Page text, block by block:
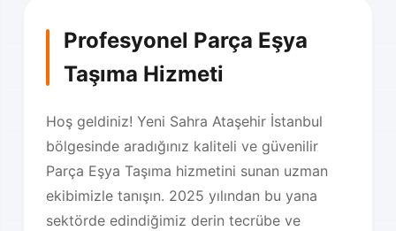
Profesyonel Parça Eşya
Taşıma Hizmeti
Hoş geldiniz! Yeni Sahra Ataşehir İstanbul
bölgesinde aradığınız kaliteli ve güvenilir
Parça Eşya Taşıma hizmetini sunan uzman
ekibimizle tanışın. 2025 yılından bu yana
sektörde edindiğimiz derin tecrübe ve